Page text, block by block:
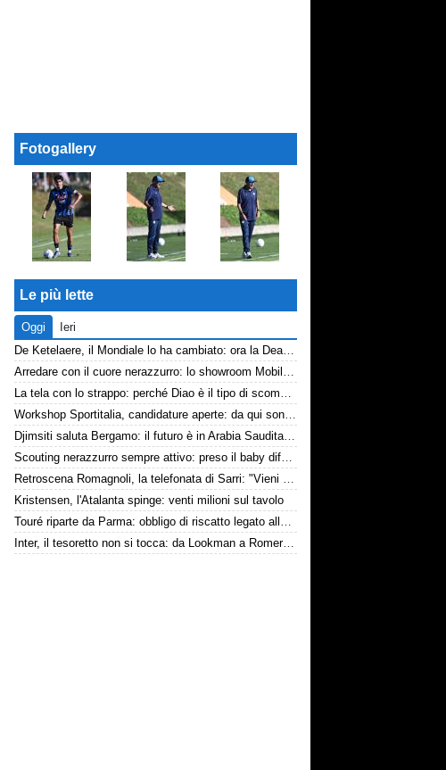
Fotogallery
Le più lette
Oggi
Ieri
De Ketelaere, il Mondiale lo ha cambiato: ora la Dea riparte da lui
Arredare con il cuore nerazzurro: lo showroom Mobilmondo a Osio Sotto. Quando essere di fede atalantina conviene
La tela con lo strappo: perché Diao è il tipo di scommessa che Giuntoli ama
Workshop Sportitalia, candidature aperte: da qui sono passate firme di Serie A
Djimsiti saluta Bergamo: il futuro è in Arabia Saudita! Tre milioni e firma biennale
Scouting nerazzurro sempre attivo: preso il baby difensore 2010 Levačić
Retroscena Romagnoli, la telefonata di Sarri: "Vieni con me a Bergamo"
Kristensen, l'Atalanta spinge: venti milioni sul tavolo
Touré riparte da Parma: obbligo di riscatto legato alla salvezza
Inter, il tesoretto non si tocca: da Lookman a Romero, un anno di rinunce